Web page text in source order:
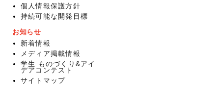
個人情報保護方針
持続可能な開発目標
お知らせ
新着情報
メディア掲載情報
学生 ものづくり&アイ
デアコンテスト
サイトマップ